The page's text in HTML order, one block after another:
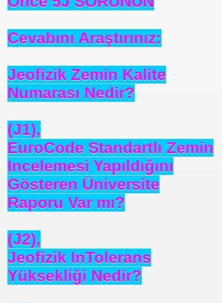
Cevabını Araştırınız:
Jeofizik Zemin Kalite
Numarası Nedir?
(J1),
EuroCode Standartlı Zemin
Incelemesi Yapıldığını
Gösteren Üniversite
Raporu Var mı?
(J2),
Jeofizik InTolerans
Yüksekliği Nedir?
Halal Food